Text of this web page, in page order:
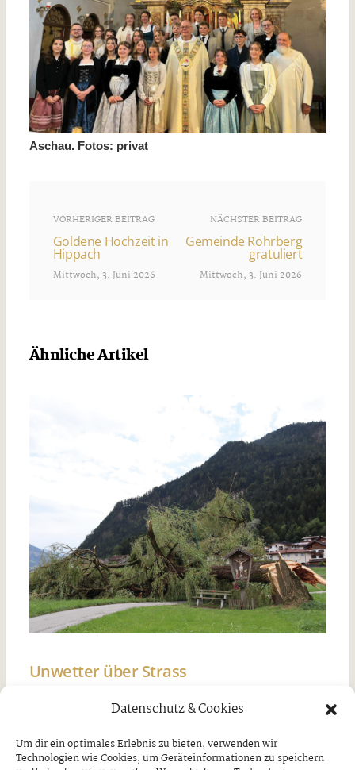
Datenschutz & Cookies
Um dir ein optimales Erlebnis zu bieten, verwenden wir
Technologien wie Cookies, um Geräteinformationen zu speichern
Aschau. Fotos: privat
VORHERIGER BEITRAG
Goldene Hochzeit in
Hippach
Mittwoch, 3. Juni 2026
NÄCHSTER BEITRAG
Gemeinde Rohrberg
gratuliert
Mittwoch, 3. Juni 2026
Ähnliche Artikel
Unwetter über Strass
Freitag, 7. August 2026